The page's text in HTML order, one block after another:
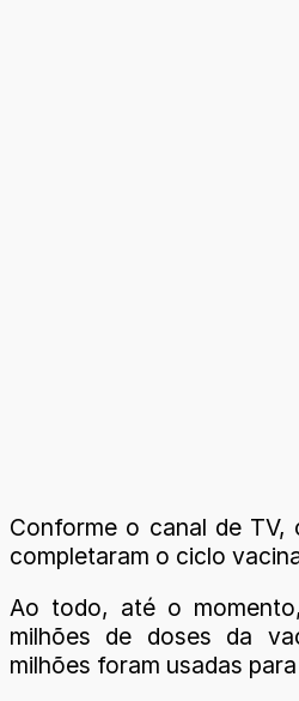
Conforme o canal de TV,
completaram o ciclo
Ao todo, até o
milhões de doses da
milhões foram usadas